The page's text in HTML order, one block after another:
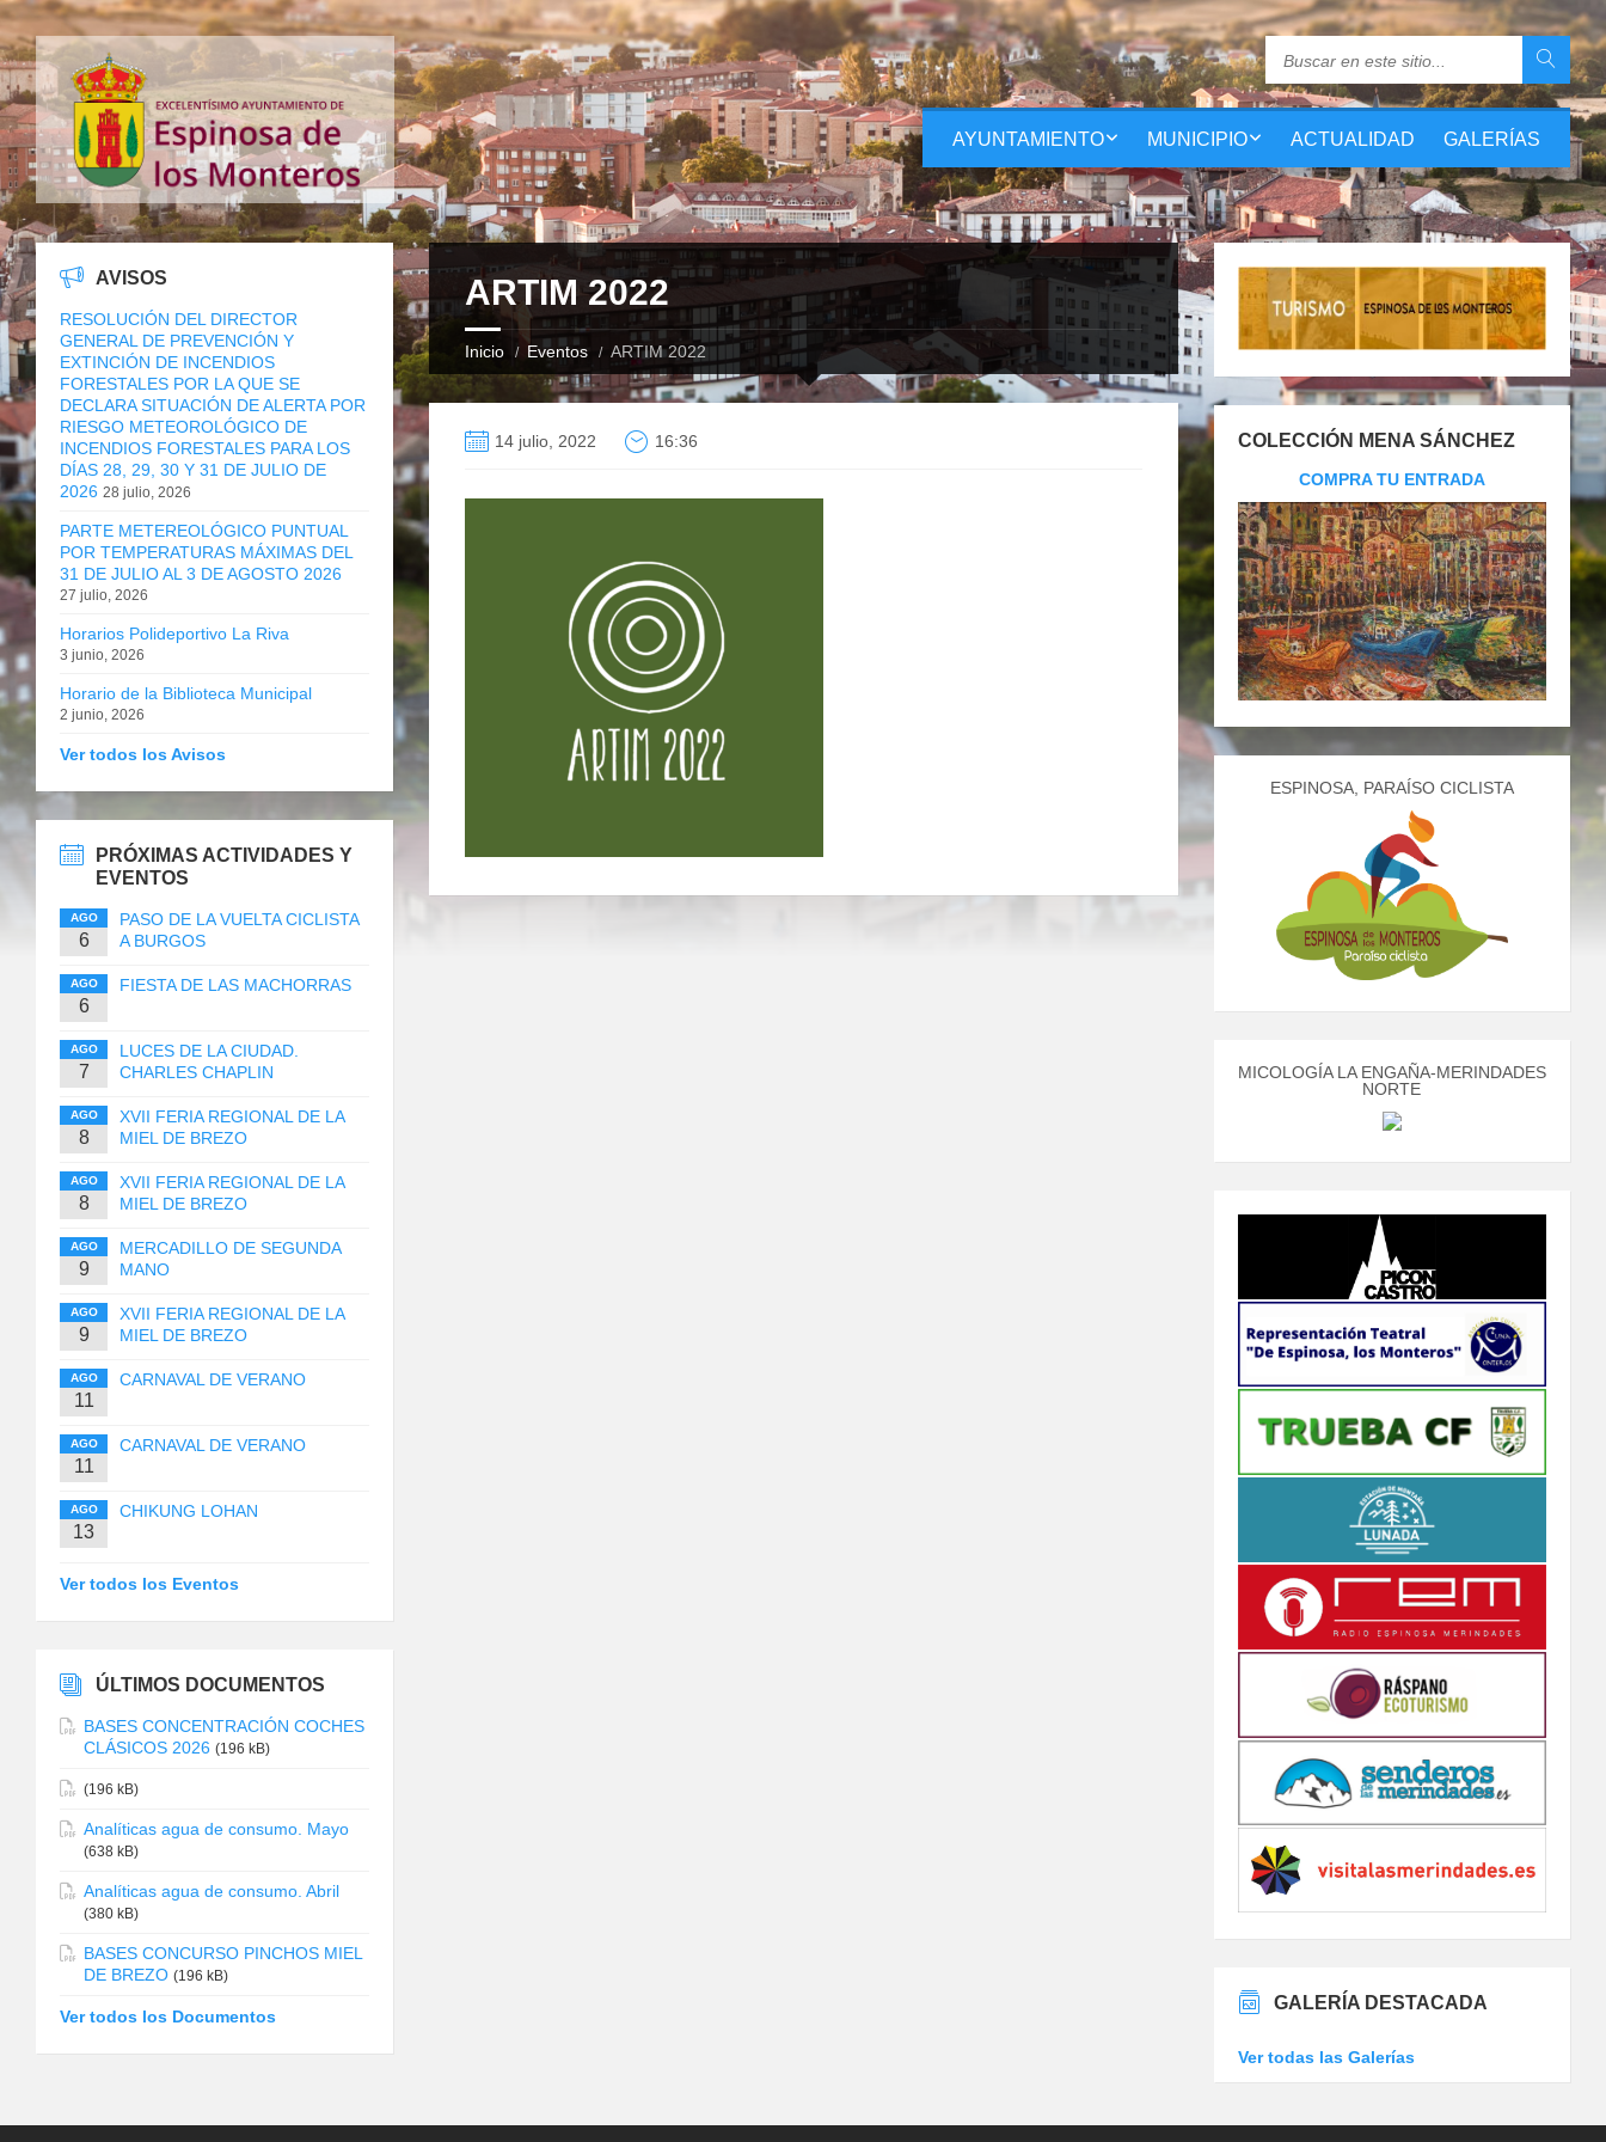
AYUNTAMIENTO MUNICIPIO ACTUALIDAD GALERÍAS
ARTIM 2022
Inicio Eventos ARTIM 2022
14 julio, 2022 16:36
AVISOS
RESOLUCIÓN DEL DIRECTOR
GENERAL DE PREVENCIÓN Y
EXTINCIÓN DE INCENDIOS
FORESTALES POR LA QUE SE
DECLARA SITUACIÓN DE ALERTA POR
RIESGO METEOROLÓGICO DE
INCENDIOS FORESTALES PARA LOS
DÍAS 28, 29, 30 Y 31 DE JULIO DE
2026 28 julio, 2026
PARTE METEREOLÓGICO PUNTUAL
POR TEMPERATURAS MÁXIMAS DEL
31 DE JULIO AL 3 DE AGOSTO 2026
27 julio, 2026
Horarios Polideportivo La Riva
3 junio, 2026
Horario de la Biblioteca Municipal
2 junio, 2026
Ver todos los Avisos
PRÓXIMAS ACTIVIDADES Y
EVENTOS
AGO
6
PASO DE LA VUELTA CICLISTA
A BURGOS
AGO
6
FIESTA DE LAS MACHORRAS
AGO
7
LUCES DE LA CIUDAD.
CHARLES CHAPLIN
AGO
8
XVII FERIA REGIONAL DE LA
MIEL DE BREZO
AGO
8
XVII FERIA REGIONAL DE LA
MIEL DE BREZO
AGO
9
MERCADILLO DE SEGUNDA
MANO
AGO
9
XVII FERIA REGIONAL DE LA
MIEL DE BREZO
AGO
11
CARNAVAL DE VERANO
AGO
11
CARNAVAL DE VERANO
AGO
13
CHIKUNG LOHAN
Ver todos los Eventos
ÚLTIMOS DOCUMENTOS
BASES CONCENTRACIÓN COCHES
CLÁSICOS 2026 (196 kB)
(196 kB)
Analíticas agua de consumo. Mayo
(638 kB)
Analíticas agua de consumo. Abril
(380 kB)
BASES CONCURSO PINCHOS MIEL
DE BREZO (196 kB)
Ver todos los Documentos
COLECCIÓN MENA SÁNCHEZ
COMPRA TU ENTRADA
ESPINOSA, PARAÍSO CICLISTA
MICOLOGÍA LA ENGAÑA-MERINDADES
NORTE
GALERÍA DESTACADA
Ver todas las Galerías